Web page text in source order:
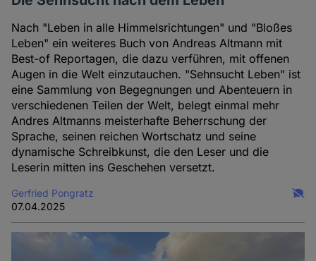
Nach "Leben in alle Himmelsrichtungen" und "Bloßes
Leben" ein weiteres Buch von Andreas Altmann mit
Best-of Reportagen, die dazu verführen, mit offenen
Augen in die Welt einzutauchen. "Sehnsucht Leben" ist
eine Sammlung von Begegnungen und Abenteuern in
verschiedenen Teilen der Welt, belegt einmal mehr
Andres Altmanns meisterhafte Beherrschung der
Sprache, seinen reichen Wortschatz und seine
dynamische Schreibkunst, die den Leser und die
Leserin mitten ins Geschehen versetzt.
Gerfried Pongratz
07.04.2025